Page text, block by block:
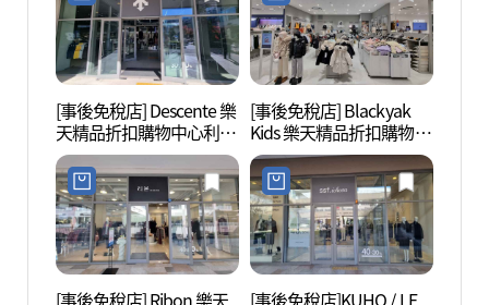
[事後免稅店] Descente 樂
天精品折扣購物中心利川
店(데상트 롯데프리미엄
아울렛 이천점)
[事後免稅店] Blackyak
Kids 樂天精品折扣購物中
心利川店(블랙야크키즈
롯데프리미엄아울렛 이
천점)
[事後免稅店] Ribon 樂天
[事後免稅店]KUHO / LE